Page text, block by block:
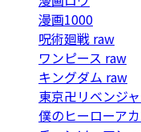
漫画1000
呪術廻戦 raw
ワンピース raw
キングダム raw
東京卍リベンジ
僕のヒーローア